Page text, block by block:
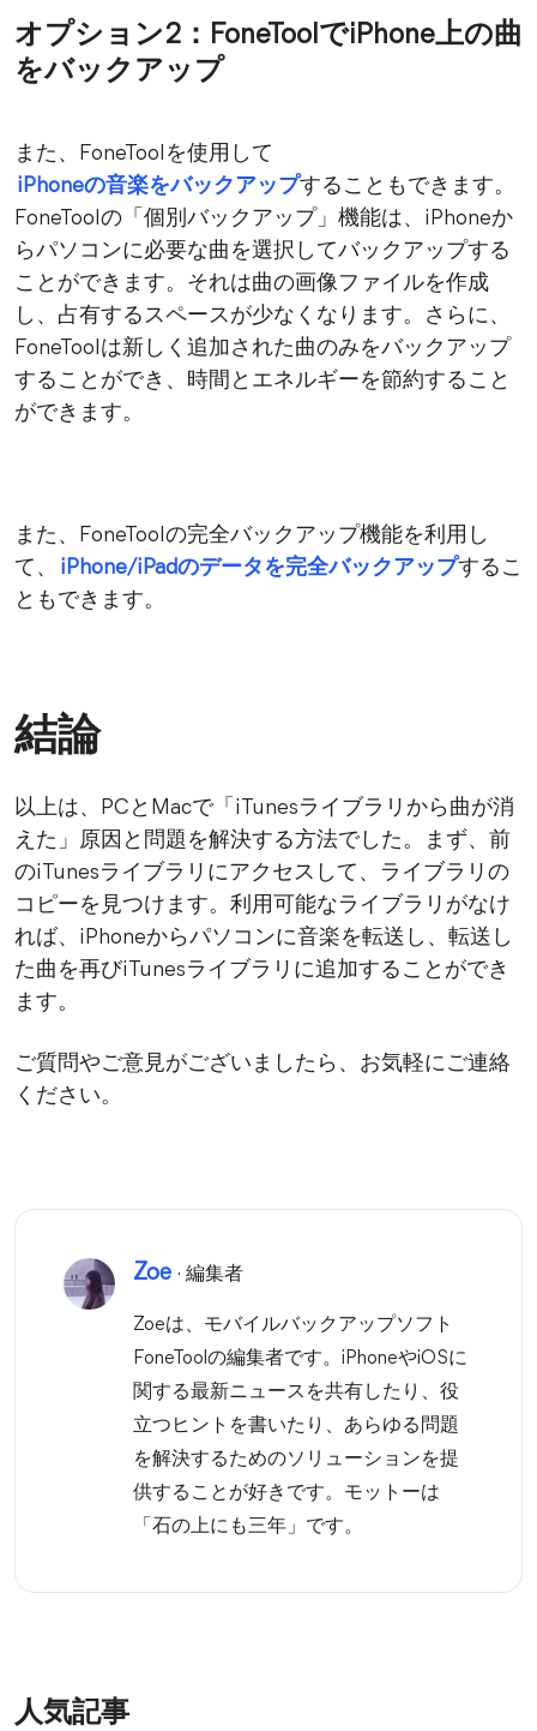
オプション2：FoneToolでiPhone上の曲
をバックアップ
また、FoneToolを使用して
iPhoneの音楽をバックアップすることもできます。
FoneToolの「個別バックアップ」機能は、iPhoneか
らパソコンに必要な曲を選択してバックアップする
ことができます。それは曲の画像ファイルを作成
し、占有するスペースが少なくなります。さらに、
FoneToolは新しく追加された曲のみをバックアップ
することができ、時間とエネルギーを節約すること
ができます。
また、FoneToolの完全バックアップ機能を利用し
て、
iPhone/iPadのデータを完全バックアップするこ
ともできます。
結論
以上は、PCとMacで「iTunesライブラリから曲が消
えた」原因と問題を解決する方法でした。まず、前
のiTunesライブラリにアクセスして、ライブラリの
コピーを見つけます。利用可能なライブラリがなけ
れば、iPhoneからパソコンに音楽を転送し、転送し
た曲を再びiTunesライブラリに追加することができ
ます。
ご質問やご意見がございましたら、お気軽にご連絡
ください。
Zoe· 編集者
Zoeは、モバイルバックアップソフト
FoneToolの編集者です。iPhoneやiOSに
関する最新ニュースを共有したり、役
立つヒントを書いたり、あらゆる問題
を解決するためのソリューションを提
供することが好きです。モットーは
「石の上にも三年」です。
人気記事